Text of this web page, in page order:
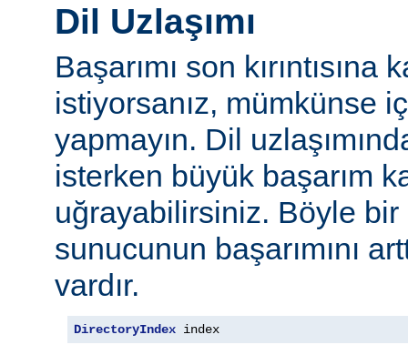
Dil Uzlaşımı
Başarımı son kırıntısına
istiyorsanız, mümkünse
yapmayın. Dil
isterken büyük başarım
uğrayabilirsiniz. Böyle bir
sunucunun başarımını
vardır.
DirectoryIndex index